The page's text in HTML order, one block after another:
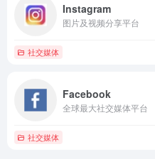
Instagram
图片及视频分享平台
社交媒体
Facebook
全球最大社交媒体平台
社交媒体